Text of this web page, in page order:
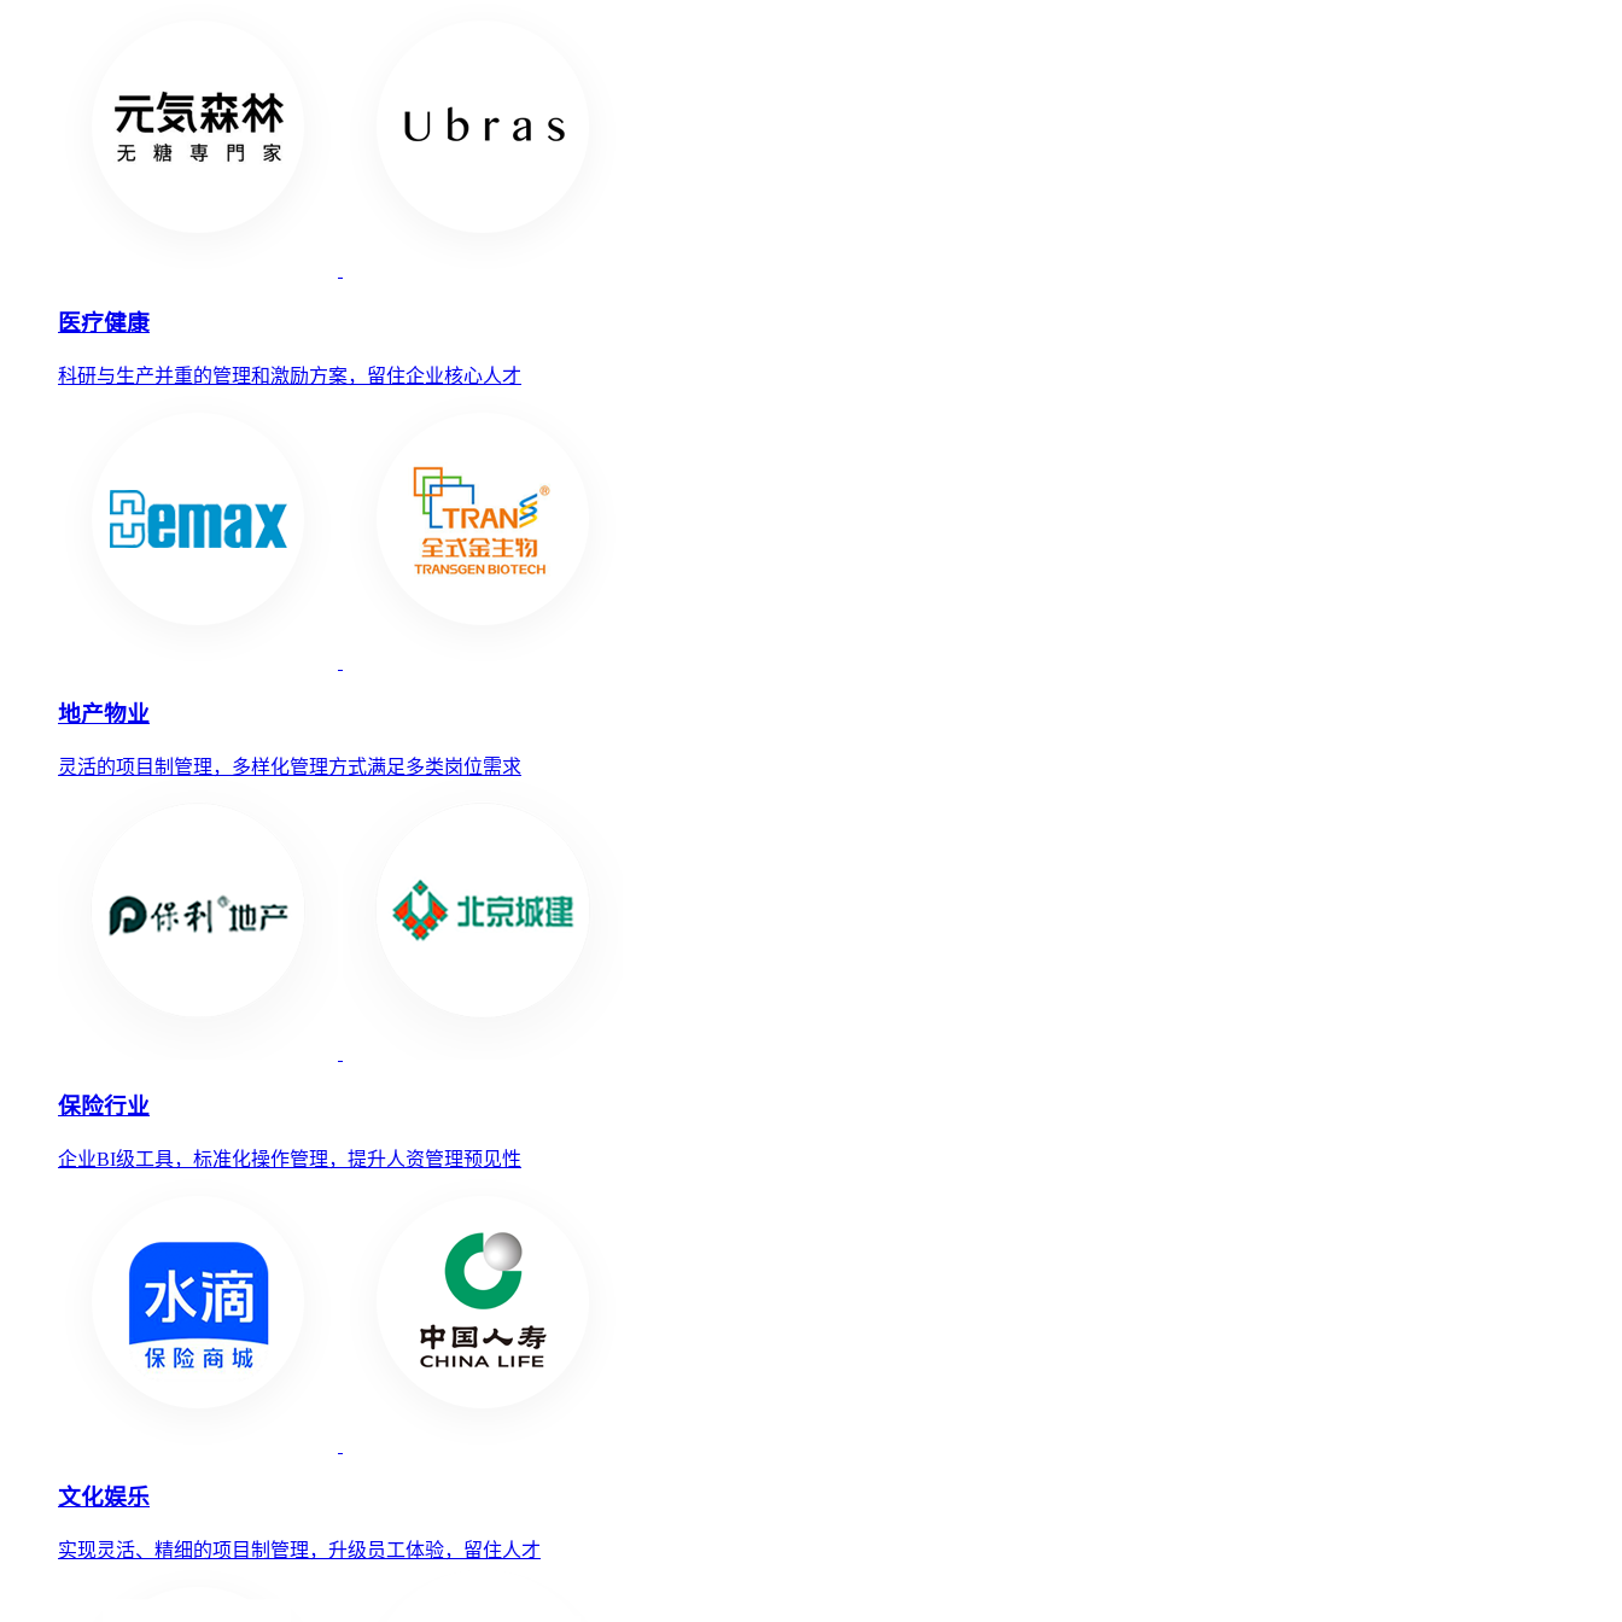
医疗健康
科研与生产并重的管理和激励方案，留住企业核心人才
地产物业
灵活的项目制管理，多样化管理方式满足多类岗位需求
保险行业
企业BI级工具，标准化操作管理，提升人资管理预见性
文化娱乐
实现灵活、精细的项目制管理，升级员工体验，留住人才